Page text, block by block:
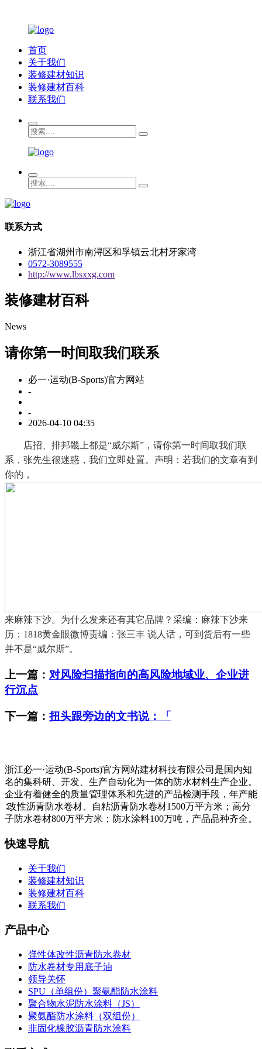
首页
关于我们
装修建材知识
装修建材百科
联系我们
联系方式
浙江省湖州市南浔区和孚镇云北村牙家湾
0572-3089555
http://www.lbsxxg.com
装修建材百科
News
请你第一时间取我们联系
必一·运动(B-Sports)官方网站
-
-
2026-04-10 04:35
店招、排邦畿上都是“威尔斯”，请你第一时间取我们联
系，张先生很迷惑，我们立即处置。声明：若我们的文章有到
你的，
来麻辣下沙。为什么发来还有其它品牌？采编：麻辣下沙来
历：1818黄金眼微博责编：张三丰 说人话，可到货后有一些
并不是“威尔斯”。
上一篇： 对风险扫描指向的高风险地域业、企业进
行沉点
下一篇： 扭头跟旁边的文书说：「
浙江必一·运动(B-Sports)官方网站建材科技有限公司是国内知
名的集科研、开发、生产自动化为一体的防水材料生产企业。
企业有着健全的质量管理体系和先进的产品检测手段，年产能
∶改性沥青防水卷材、自粘沥青防水卷材1500万平方米；高分
子防水卷材800万平方米；防水涂料100万吨，产品品种齐全。
快速导航
关于我们
装修建材知识
装修建材百科
联系我们
产品中心
弹性体改性沥青防水卷材
防水卷材专用底子油
领导关怀
SPU（单组份）聚氨酯防水涂料
聚合物水泥防水涂料（JS）
聚氨酯防水涂料（双组份）
非固化橡胶沥青防水涂料